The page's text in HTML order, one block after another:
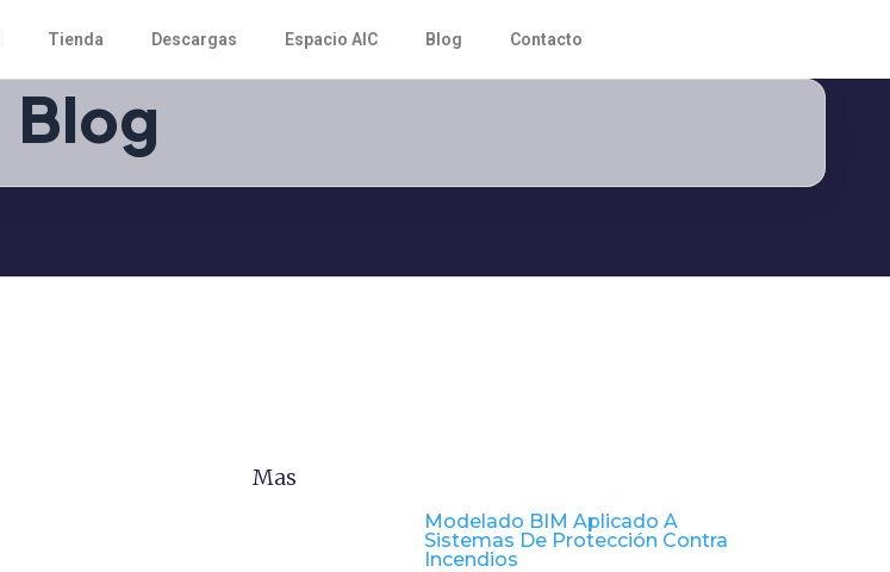
Tienda Descargas Espacio AIC Blog Contacto
Blog
Mas
Modelado BIM Aplicado A
Sistemas De Protección Contra
Incendios